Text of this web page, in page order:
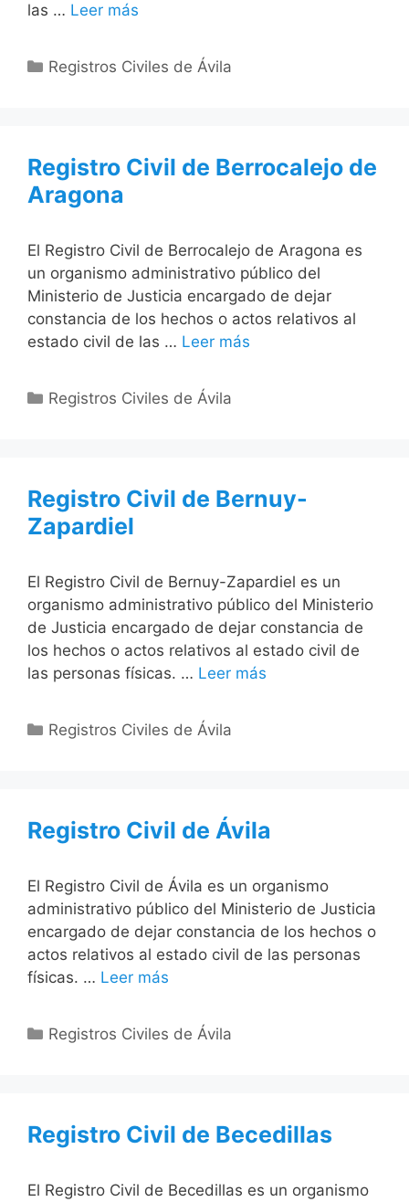
las … Leer más
Categorías
Registros Civiles de Ávila
Registro Civil de Berrocalejo de
Aragona
El Registro Civil de Berrocalejo de Aragona es
un organismo administrativo público del
Ministerio de Justicia encargado de dejar
constancia de los hechos o actos relativos al
estado civil de las … Leer más
Categorías
Registros Civiles de Ávila
Registro Civil de Bernuy-
Zapardiel
El Registro Civil de Bernuy-Zapardiel es un
organismo administrativo público del Ministerio
de Justicia encargado de dejar constancia de
los hechos o actos relativos al estado civil de
las personas físicas. … Leer más
Categorías
Registros Civiles de Ávila
Registro Civil de Ávila
El Registro Civil de Ávila es un organismo
administrativo público del Ministerio de Justicia
encargado de dejar constancia de los hechos o
actos relativos al estado civil de las personas
físicas. … Leer más
Categorías
Registros Civiles de Ávila
Registro Civil de Becedillas
El Registro Civil de Becedillas es un organismo